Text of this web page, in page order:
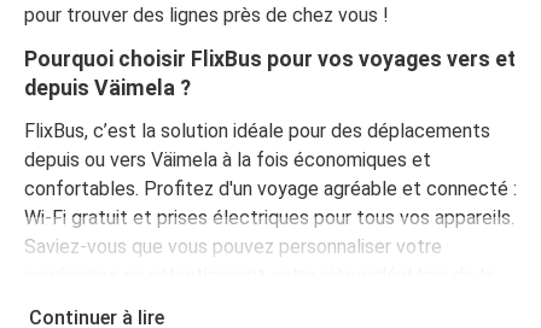
pour trouver des lignes près de chez vous !
Pourquoi choisir FlixBus pour vos voyages vers et
depuis Väimela ?
FlixBus, c’est la solution idéale pour des déplacements
depuis ou vers Väimela à la fois économiques et
confortables. Profitez d'un voyage agréable et connecté :
Wi-Fi gratuit et prises électriques pour tous vos appareils.
Saviez-vous que vous pouvez personnaliser votre
réservation ? Et saviez-vous aussi que votre billet
Continuer à lire